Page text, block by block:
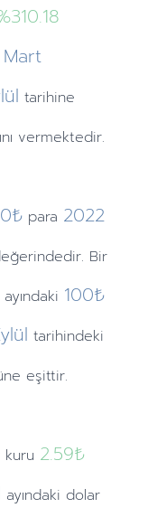
Mart
tarihine
vermektedir.
para 2022
Bir
ayındaki 100₺
tarihindeki
eşittir.
kuru 2.59₺
ayındaki dolar